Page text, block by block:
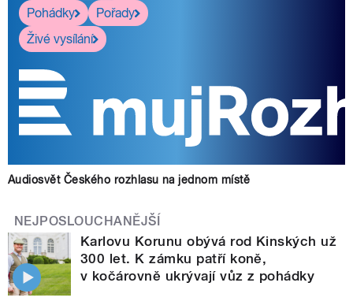
Pohádky
Pořady
Živé vysílání
Audiosvět Českého rozhlasu na jednom místě
NEJPOSLOUCHANĚJŠÍ
Karlovu Korunu obývá rod Kinských už
300 let. K zámku patří koně,
v kočárovně ukrývají vůz z pohádky